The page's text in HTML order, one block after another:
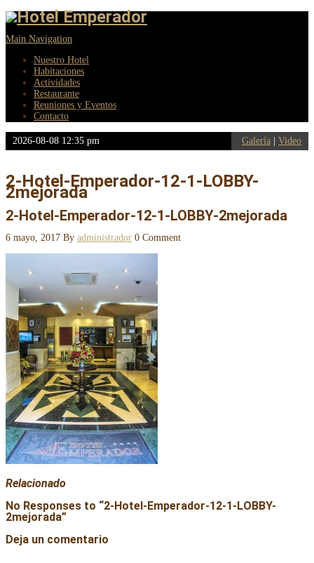
Main Navigation
Nuestro Hotel
Habitaciones
Actividades
Restaurante
Reuniones y Eventos
Contacto
2026-08-08 12:35 pm Galería Video
2-Hotel-Emperador-12-1-LOBBY-
2mejorada
2-Hotel-Emperador-12-1-LOBBY-2mejorada
6 mayo, 2017 By administrador 0 Comment
Relacionado
No Responses to “2-Hotel-Emperador-12-1-LOBBY-
2mejorada”
Deja un comentario